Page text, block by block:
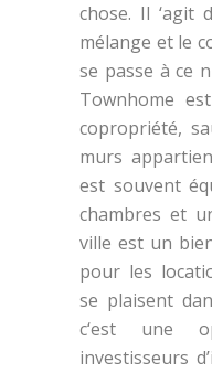
chose. Il ‘agit
mélange et le
se passe à ce
Townhome
copropriété,
murs
est souvent
chambres et
ville est un
pour les
se plaisent
c‘est une
investisseurs